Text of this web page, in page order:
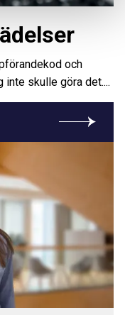
och
inte skulle göra det....